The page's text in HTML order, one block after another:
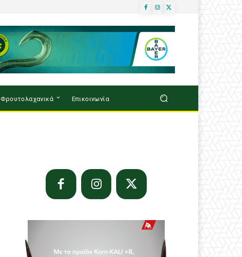
Φρουτολαχανικά Επικοινωνία